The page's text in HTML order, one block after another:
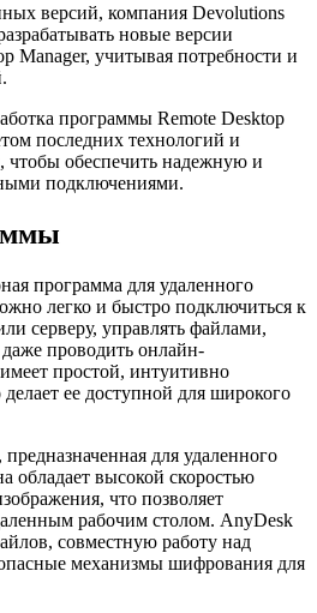
версий, компания Devolutions
новые версии
Manager, учитывая потребности и
программы Remote Desktop
последних технологий и
чтобы обеспечить надежную и
подключениями.
программа для удаленного
легко и быстро подключиться к
серверу, управлять файлами,
проводить онлайн-
простой, интуитивно
ее доступной для широкого
для удаленного
обладает высокой скоростью
что позволяет
рабочим столом. AnyDesk
совместную работу над
механизмы шифрования для